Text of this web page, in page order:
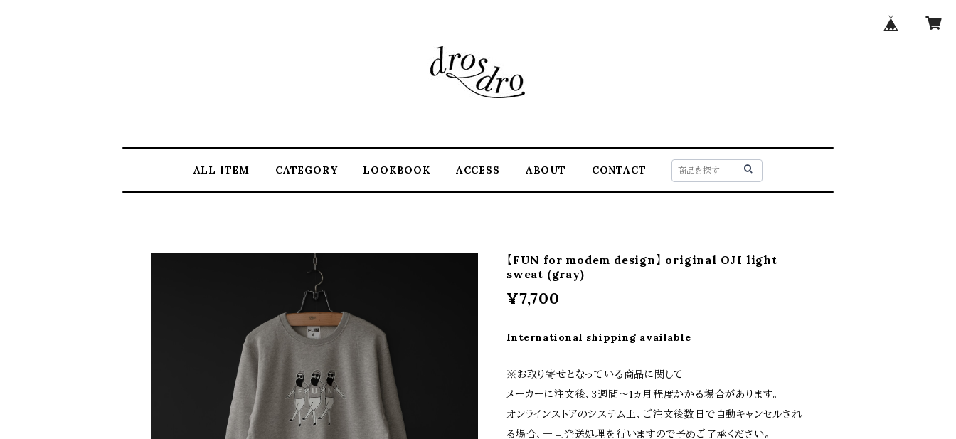
ALL ITEM CATEGORY LOOKBOOK ACCESS ABOUT CONTACT
【FUN for modem design】 original OJI light
sweat (gray)
¥7,700
International shipping available
※お取り寄せとなっている商品に関して
メーカーに注文後、3週間〜1ヵ月程度かかる場合があります。
オンラインストアのシステム上、ご注文後数日で自動キャンセルされ
る場合、一旦発送処理を行いますので予めご了承ください。